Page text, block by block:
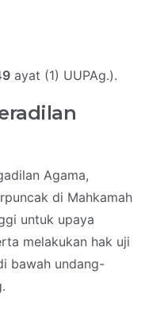
ayat (1) UUPAg.).
Agama,
di Mahkamah
untuk upaya
melakukan hak uji
bawah undang-